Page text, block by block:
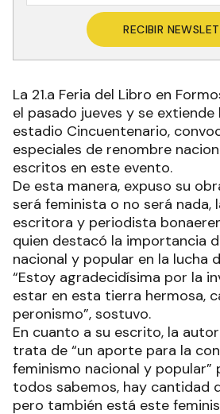
RECIBIR
La 21.a Feria del Libro en
el pasado jueves y se extiende
estadio Cincuentenario,
especiales de renombre
escritos en este evento.
De esta manera, expuso su
será feminista o no será nada,
escritora y periodista
quien destacó la importancia
nacional y popular en la lucha
“Estoy agradecidísima por la
estar en esta tierra hermosa,
peronismo”, sostuvo.
En cuanto a su escrito, la
trata de “un aporte para la
feminismo nacional y popular”
todos sabemos, hay cantidad
pero también está este